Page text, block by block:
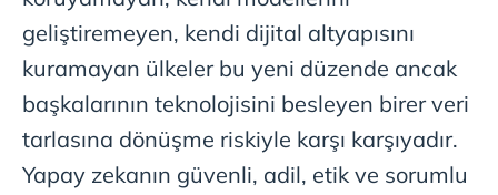
geliştiremeyen, kendi dijital altyapısını
kuramayan ülkeler bu yeni düzende ancak
başkalarının teknolojisini besleyen birer veri
tarlasına dönüşme riskiyle karşı karşıyadır.
Yapay zekanın güvenli, adil, etik ve sorumlu